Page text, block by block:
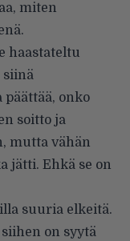
miten
haastateltu
siinä
päättää, onko
soitto ja
mutta vähän
jätti. Ehkä se on
suuria elkeitä.
on syytä